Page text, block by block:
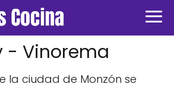
- Vinorema
la ciudad de Monzón se